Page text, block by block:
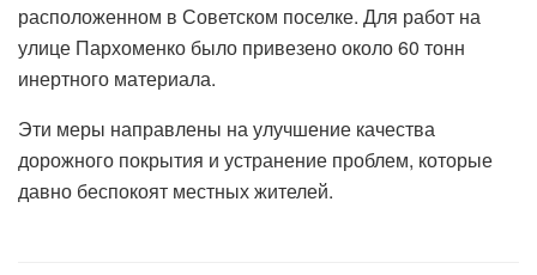
расположенном в Советском поселке. Для работ на
улице Пархоменко было привезено около 60 тонн
инертного материала.
Эти меры направлены на улучшение качества
дорожного покрытия и устранение проблем, которые
давно беспокоят местных жителей.